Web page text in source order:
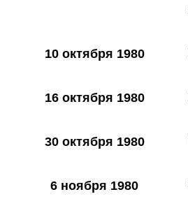
10 октября 1980
16 октября 1980
30 октября 1980
6 ноября 1980